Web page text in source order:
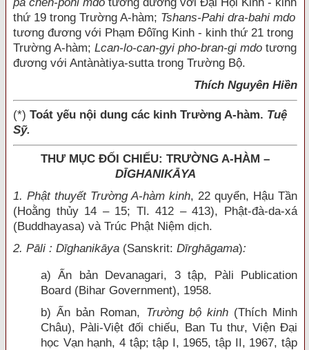
thứ 19 trong Trường A-hàm; Tshans-Pahi dra-bahi mdo
tương đương với Phạm Đôĩng Kinh - kinh thứ 21 trong
Trường A-hàm; Lcan-lo-can-gyi pho-bran-gi mdo tương
đương với Antànàtiya-sutta trong Trường Bộ.
Thích Nguyên Hiền
(*) Toát yếu nội dung các kinh Trường A-hàm. Tuệ
Sỹ.
THƯ MỤC ĐỐI CHIẾU: TRƯỜNG A-HÀM –
DĪGHANIKĀYA
1. Phật thuyết Trường A-hàm kinh, 22 quyển, Hậu Tần
(Hoằng thủy 14 – 15; Tl. 412 – 413), Phật-đà-da-xá
(Buddhayasa) và Trúc Phật Niệm dịch.
2. Pāli : Dīghanikāya (Sanskrit: Dīrghāgama):
a) Ấn bản Devanagari, 3 tập, Pàli Publication
Board (Bihar Government), 1958.
b) Ấn bản Roman, Trường bộ kinh(Thích Minh
Châu), Pàli-Việt đối chiếu, Ban Tu thư, Viện Đại
học Vạn hạnh, 4 tập; tập I, 1965, tập II, 1967, tập